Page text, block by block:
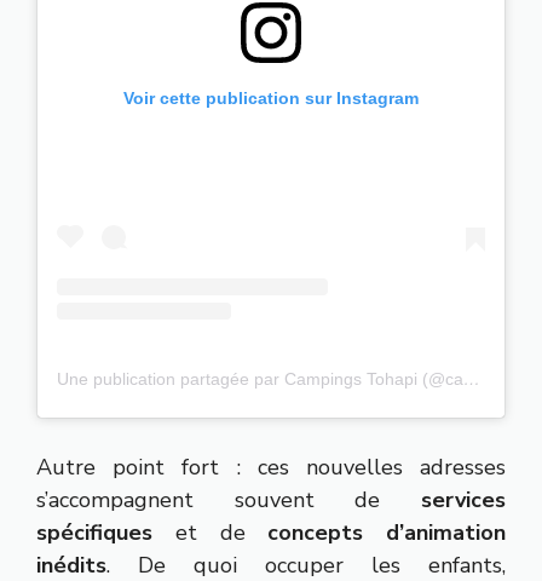
Voir cette publication sur Instagram
Une publication partagée par Campings Tohapi (@campingstohapi)
Autre point fort : ces nouvelles adresses
s’accompagnent souvent de services
spécifiques et de concepts d’animation
inédits. De quoi occuper les enfants,